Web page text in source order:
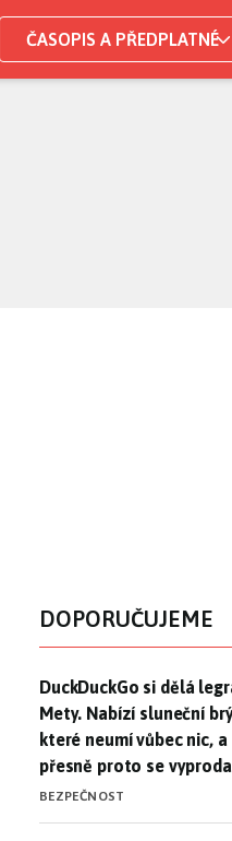
ČASOPIS A PŘEDPLATNÉ
DOPORUČUJEME
DuckDuckGo si dělá
DuckDuckGo si dělá
Mety. Nabízí sluneční
které neumí vůbec nic, a
přesně proto se
BEZPEČNOST